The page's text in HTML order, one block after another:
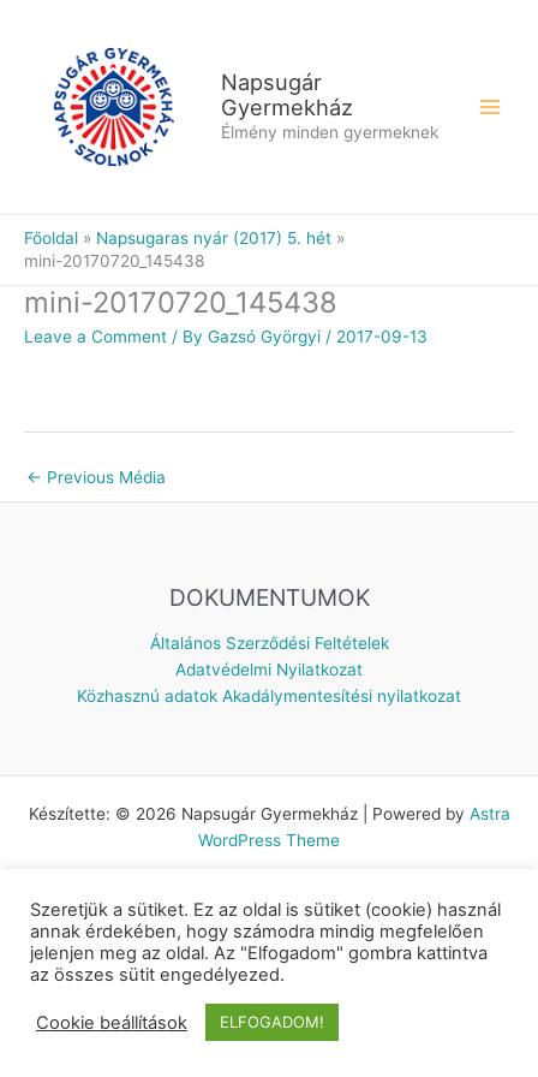
Napsugár
Gyermekház
Élmény minden gyermeknek
Főoldal
Napsugaras nyár (2017) 5. hét
mini-20170720_145438
mini-20170720_145438
Leave a Comment / By Gazsó Györgyi / 2017-09-13
← Previous Média
DOKUMENTUMOK
Általános Szerződési Feltételek
Adatvédelmi Nyilatkozat
Közhasznú adatok Akadálymentesítési nyilatkozat
Készítette: © 2026 Napsugár Gyermekház | Powered by Astra
WordPress Theme
Szeretjük a sütiket. Ez az oldal is sütiket (cookie) használ
annak érdekében, hogy számodra mindig megfelelően
jelenjen meg az oldal. Az "Elfogadom" gombra kattintva
az összes sütit engedélyezed.
Cookie beállítások ELFOGADOM!